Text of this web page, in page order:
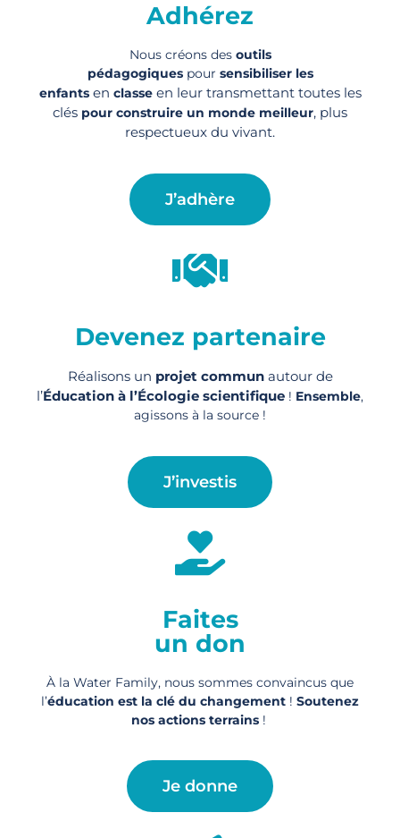
Adhérez
Nous créons des outils
pédagogiquespour sensibiliser les
enfantsen classeen leur transmettant toutes les
clés pour construire un monde meilleur, plus
respectueux du vivant.
J’adhère
Devenez partenaire
Réalisons un projet communautour de
l’Éducation à l’Écologie scientifique ! Ensemble,
agissons à la source !
J’investis
Faites
un don
À la Water Family, nous sommes convaincus que
l’éducation est la clé du changement ! Soutenez
nos actions terrains!
Je donne